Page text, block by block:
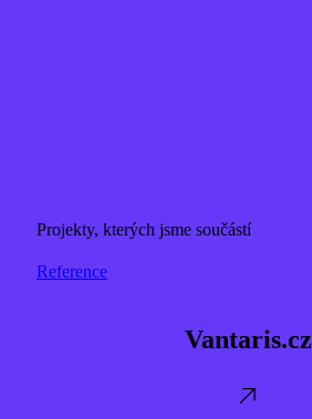
Projekty, kterých jsme součástí
Reference
Vantaris.cz